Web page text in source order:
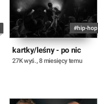
#hip-hop
kartky/leśny - po nic
27K wyś.,8 miesięcy temu